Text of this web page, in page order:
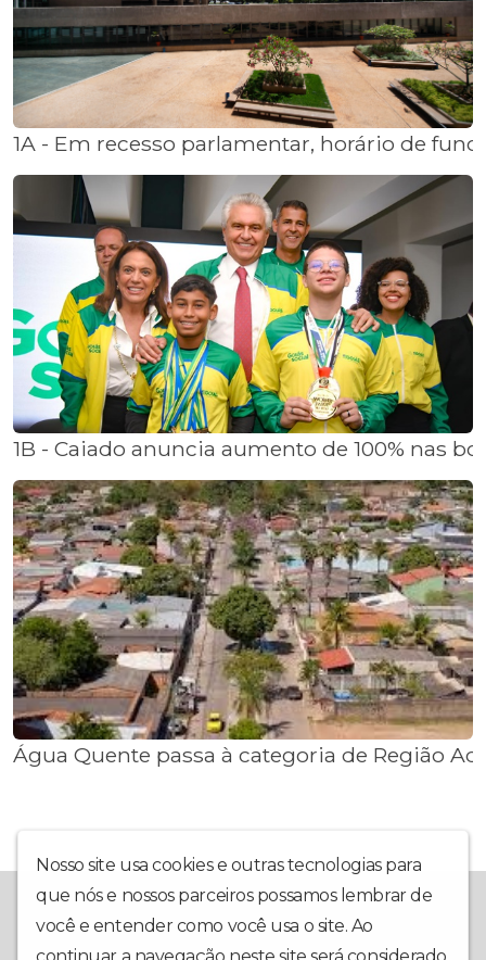
1A - Em recesso parlamentar, horário de
1B - Caiado anuncia aumento de 100% nas
Água Quente passa à categoria de Região
Nosso site usa cookies e outras tecnologias para
que nós e nossos parceiros possamos lembrar de
você e entender como você usa o site. Ao
Mais do que um retrato fiel dos fatos, a ENTORNO SUL WEB TV
traz informações claras dos fatos políticos do Entorno Sul do